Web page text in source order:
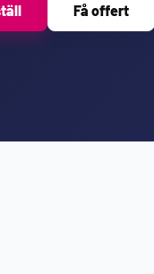
Få offert